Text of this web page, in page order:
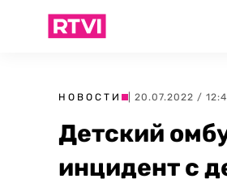
НОВОСТИ | 20.07.2022 /
Детский
инцидент с